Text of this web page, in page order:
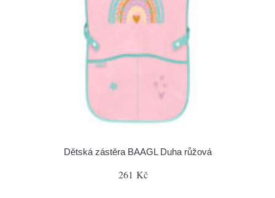
Dětská zástěra BAAGL Duha růžová
261 Kč